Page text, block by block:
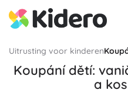
Uitrusting voor kinderen
Koupání dětí:
a